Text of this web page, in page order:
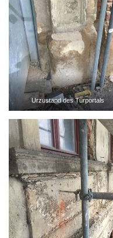
Urzustand des Türportals